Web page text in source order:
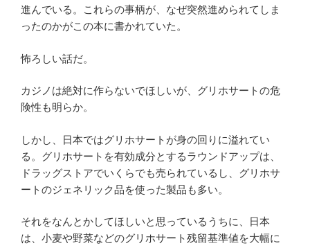
進んでいる。これらの事柄が、なぜ突然進められてしま
ったのかがこの本に書かれていた。
怖ろしい話だ。
カジノは絶対に作らないでほしいが、グリホサートの危
険性も明らか。
しかし、日本ではグリホサートが身の回りに溢れてい
る。グリホサートを有効成分とするラウンドアップは、
ドラッグストアでいくらでも売られているし、グリホサ
ートのジェネリック品を使った製品も多い。
それをなんとかしてほしいと思っているうちに、日本
は、小麦や野菜などのグリホサート残留基準値を大幅に